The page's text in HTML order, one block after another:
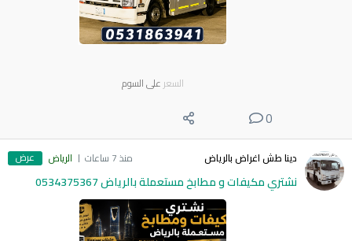
السعر على السوم
0
دينا طش اغراض بالرياض منذ 7 ساعات الرياض عرض
نشتري مكيفات و مطابخ مستعملة بالرياض 0534375367